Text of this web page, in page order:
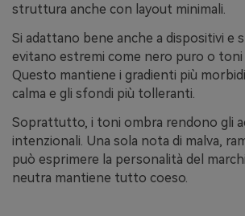
struttura anche con layout minimali.
Si adattano bene anche a dispositivi e
evitano estremi come nero puro o
Questo mantiene i gradienti più
calma e gli sfondi più tolleranti.
Soprattutto, i toni ombra rendono gli
intenzionali. Una sola nota di malva,
può esprimere la personalità del
neutra mantiene tutto coeso.